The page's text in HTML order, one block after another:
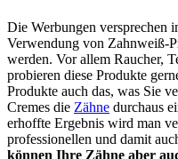
Die Werbungen versprechen
Verwendung von Zahnweiß-
werden. Vor allem Raucher,
probieren diese Produkte
Produkte auch das, was Sie
Cremes die Zähne durchaus
erhoffte Ergebnis wird man
professionellen und damit
können Ihre Zähne aber